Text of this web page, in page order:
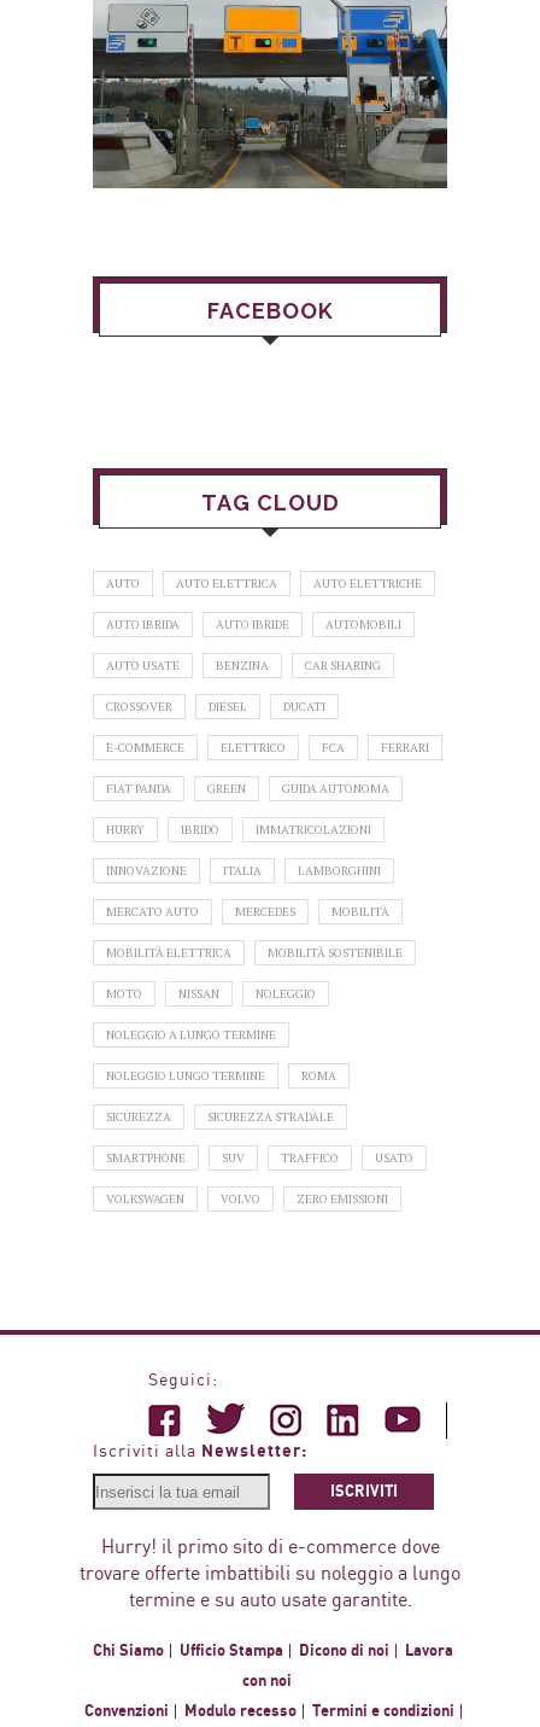
FACEBOOK
TAG CLOUD
AUTO AUTO ELETTRICA AUTO ELETTRICHE
AUTO IBRIDA AUTO IBRIDE AUTOMOBILI
AUTO USATE BENZINA CAR SHARING
CROSSOVER DIESEL DUCATI
E-COMMERCE ELETTRICO FCA FERRARI
FIAT PANDA GREEN GUIDA AUTONOMA
HURRY IBRIDO IMMATRICOLAZIONI
INNOVAZIONE ITALIA LAMBORGHINI
MERCATO AUTO MERCEDES MOBILITÀ
MOBILITÀ ELETTRICA MOBILITÀ SOSTENIBILE
MOTO NISSAN NOLEGGIO
NOLEGGIO A LUNGO TERMINE
NOLEGGIO LUNGO TERMINE ROMA
SICUREZZA SICUREZZA STRADALE
SMARTPHONE SUV TRAFFICO USATO
VOLKSWAGEN VOLVO ZERO EMISSIONI
Seguici:
Iscriviti alla Newsletter:
ISCRIVITI
Hurry! il primo sito di e-commerce dove
trovare offerte imbattibili su noleggio a lungo
termine e su auto usate garantite.
Chi Siamo Ufficio Stampa Dicono di noi
Lavora
con noi
Convenzioni
Modulo recesso Termini e condizioni